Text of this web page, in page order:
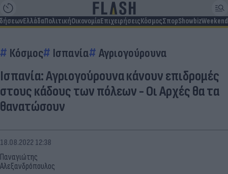
ΕλλάδαΠολιτικήΟικονομίαΕπιχειρήσειςΚόσμοςΣπορShowbizWeekend
Κόσμος Ισπανία Αγριογούρουνα
Ισπανία: Αγριογούρουνα κάνουν επιδρομές
στους κάδους των πόλεων - Οι Αρχές θα τα
θανατώσουν
Παναγιώτης
Αλεξανδρόπουλος
18.08.2022 12:38